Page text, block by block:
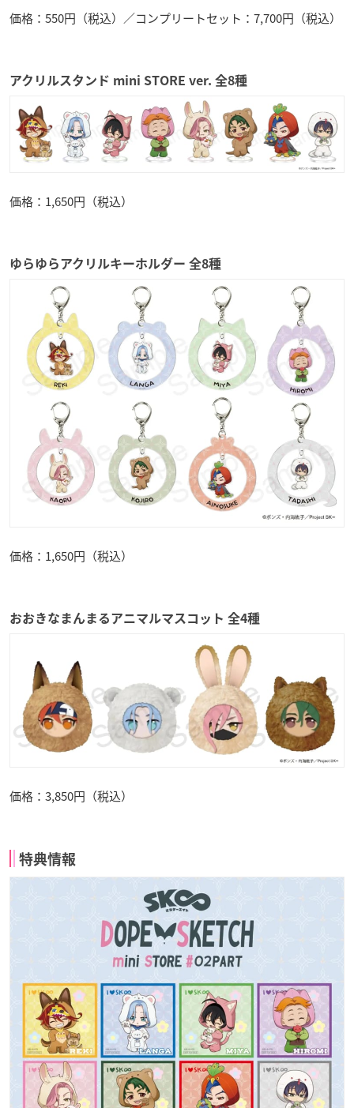
価格：550円（税込）／コンプリートセット：7,700円（税込）
アクリルスタンド mini STORE ver. 全8種
価格：1,650円（税込）
ゆらゆらアクリルキーホルダー 全8種
価格：1,650円（税込）
おおきなまんまるアニマルマスコット 全4種
価格：3,850円（税込）
特典情報